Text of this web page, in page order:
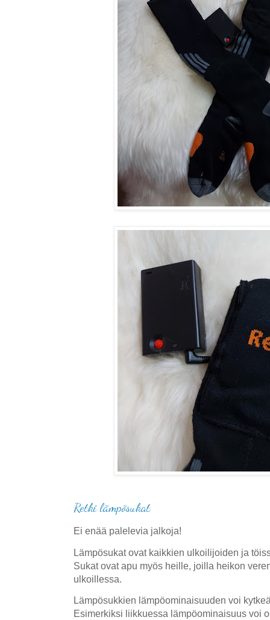
Retki lämpösukat
Ei enää palelevia jalkoja!
Lämpösukat ovat kaikkien ulkoilijoiden ja
Sukat ovat apu myös heille, joilla heikon
ulkoillessa.
Lämpösukkien lämpöominaisuuden voi
Esimerkiksi liikkuessa lämpöominaisuus voi